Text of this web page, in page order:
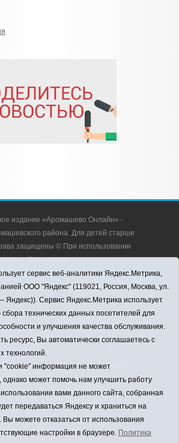
издание «Аромашево Онлайн» -
района. Для детей старше
защищены © При использовании
обязательна.
627350, Россия, Тюменская
район, с. Аромашево, ул.
почты редакции:
8 (34545) 2-30-58
номер СМИ ЭЛ № ФС 77 - 65176
службой по надзору в сфере
технологий и массовых
(Роскомнадзор) 28.03.2016 г.
«Информационно-издательский
труду».
А.Н. Барабанщиков
сервис веб-аналитики Яндекс.Метрика,
ООО "Яндекс" (119021, Россия, Москва, ул.
Яндекс)). Сервис Яндекс.Метрика использует
технических данных посетителей для
и улучшения качества обслуживания.
ресурс, Вы автоматически соглашаетесь с
технологий.
"cookie" информация не может
может помочь нам улучшить работу
вами данного сайта, собранная
передаваться Яндексу и храниться на
можете отказаться от использования
настройки в браузере. Политика